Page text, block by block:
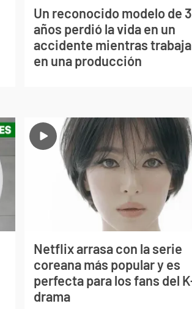
Un reconocido modelo de
años perdió la vida en un
accidente mientras
en una producción
Netflix arrasa con la serie
coreana más popular y es
perfecta para los fans del
drama